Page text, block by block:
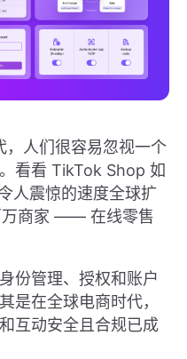
，人们很容易忽视一个
看看 TikTok Shop 如
人震惊的速度全球扩
万商家 —— 在线零售
份管理、授权和账户
是在全球电商时代，
互动安全且合规已成